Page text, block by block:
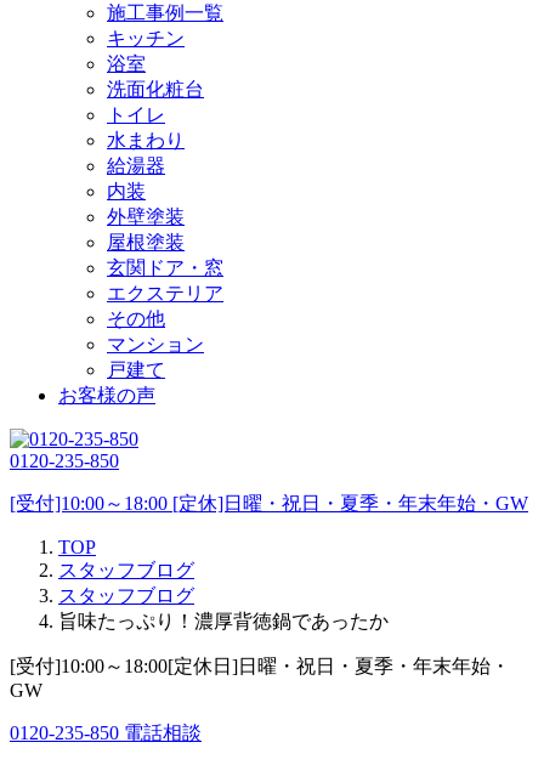
施工事例一覧
キッチン
浴室
洗面化粧台
トイレ
水まわり
給湯器
内装
外壁塗装
屋根塗装
玄関ドア・窓
エクステリア
その他
マンション
戸建て
お客様の声
0120-235-850
[受付]10:00～18:00 [定休]日曜・祝日・夏季・年末年始・GW
TOP
スタッフブログ
スタッフブログ
旨味たっぷり！濃厚背徳鍋であったか
[受付]10:00～18:00[定休日]日曜・祝日・夏季・年末年始・
GW
0120-235-850 電話相談